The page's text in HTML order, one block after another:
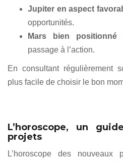
Jupiter en aspect
opportunités.
Mars bien positionné
passage à l’action.
En consultant régulièrement
plus facile de choisir le bon
L’horoscope, un
projets
L’horoscope des